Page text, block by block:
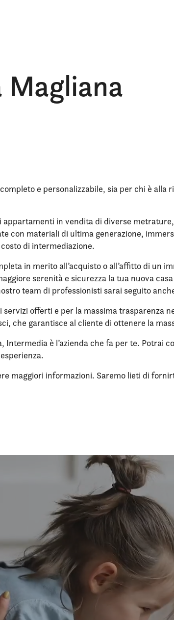
Magliana
e personalizzabile, sia per chi è
in vendita di diverse
materiali di ultima generazione,
di intermediazione.
in merito all’acquisto o all’affitto di un
serenità e sicurezza la tua nuova
team di professionisti sarai seguito
servizi offerti e per la massima
che garantisce al cliente di ottenere la
è l’azienda che fa per te. Potrai
maggiori informazioni. Saremo lieti di